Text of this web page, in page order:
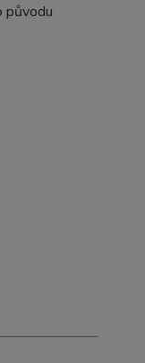
původu